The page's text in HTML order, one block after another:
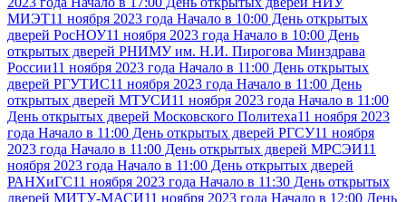
МИЭТ11 ноября 2023 года Начало в 10:00 День открытых
дверей РосНОУ11 ноября 2023 года Начало в 10:00 День
открытых дверей РНИМУ им. Н.И. Пирогова Минздрава
России11 ноября 2023 года Начало в 11:00 День открытых
дверей РГУТИС11 ноября 2023 года Начало в 11:00 День
открытых дверей МТУСИ11 ноября 2023 года Начало в 11:00
День открытых дверей Московского Политеха11 ноября 2023
года Начало в 11:00 День открытых дверей РГСУ11 ноября
2023 года Начало в 11:00 День открытых дверей МРСЭИ11
ноября 2023 года Начало в 11:00 День открытых дверей
РАНХиГС11 ноября 2023 года Начало в 11:30 День открытых
дверей МИТУ-МАСИ11 ноября 2023 года Начало в 12:00 День